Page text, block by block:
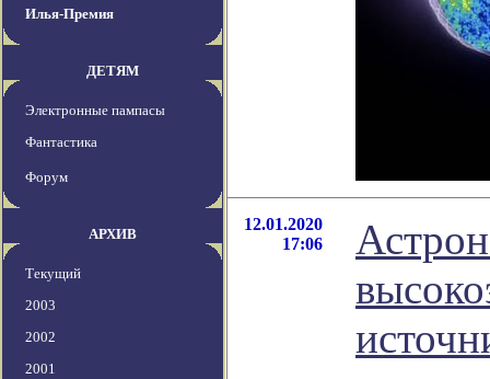
Илья-Премия
ДЕТЯМ
Электронные пампасы
Фантастика
Форум
АРХИВ
Текущий
2003
2002
2001
12.01.2020
17:06